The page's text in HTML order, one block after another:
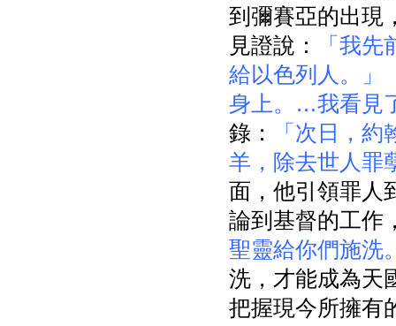
到彌賽亞的出現
見證說：
「我
給以色列人。」
身上。…我看見
錄：
「次日，
羊，除去世人罪
面，他引領罪人
論到基督的工作
聖靈給你們施洗
洗，才能成為天
把握現今所擁有